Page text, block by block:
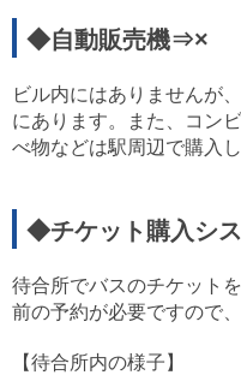
◆自動販売機⇒×
ビル内にはありませんが
にあります。また、コン
べ物などは駅周辺で購入
◆チケット購入シ
待合所でバスのチケット
前の予約が必要ですので、
【待合所内の様子】